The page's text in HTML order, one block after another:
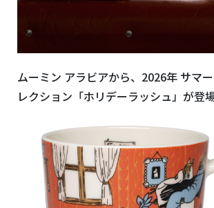
ムーミン アラビアから、2026年 サマ
レクション「ホリデーラッシュ」が登場